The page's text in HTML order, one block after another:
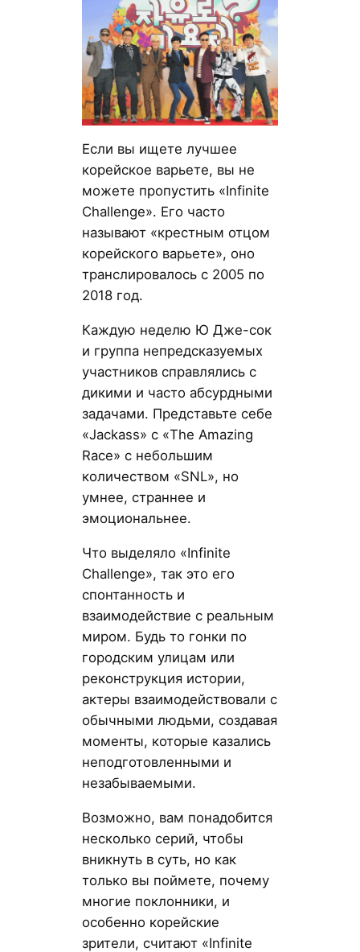
Если вы ищете лучшее
корейское варьете, вы не
можете пропустить «Infinite
Challenge». Его часто
называют «крестным отцом
корейского варьете», оно
транслировалось с 2005 по
2018 год.
Каждую неделю Ю Дже-сок
и группа непредсказуемых
участников справлялись с
дикими и часто абсурдными
задачами. Представьте себе
«Jackass» с «The Amazing
Race» с небольшим
количеством «SNL», но
умнее, страннее и
эмоциональнее.
Что выделяло «Infinite
Challenge», так это его
спонтанность и
взаимодействие с реальным
миром. Будь то гонки по
городским улицам или
реконструкция истории,
актеры взаимодействовали с
обычными людьми, создавая
моменты, которые казались
неподготовленными и
незабываемыми.
Возможно, вам понадобится
несколько серий, чтобы
вникнуть в суть, но как
только вы поймете, почему
многие поклонники, и
особенно корейские
зрители, считают «Infinite